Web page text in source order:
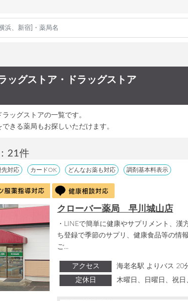
ッグストア・ドラッグストア
ッグストアの一覧です。
きる薬局もお探しいただけます。
21件
先対応 カードOK どんなお薬も対応 調剤基本料表示
クローバー薬局 早川城山店
・LINEで簡単に健康やサプリメント、
ち登録で季節のサプリ、健康食品等の情
ご...
アクセス
海老名駅 よりバス 20
定休日
木曜日、日曜日、祝日